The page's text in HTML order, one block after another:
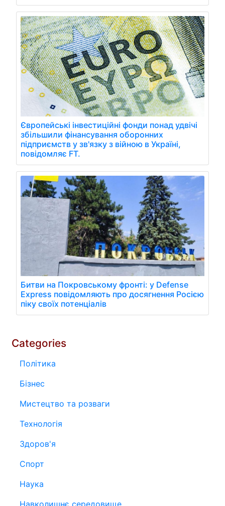
Європейські інвестиційні фонди понад удвічі
збільшили фінансування оборонних
підприємств у зв'язку з війною в Україні,
повідомляє FT.
Битви на Покровському фронті: у Defense
Express повідомляють про досягнення Росією
піку своїх потенціалів
Categories
Політика
Бізнес
Мистецтво та розваги
Технологія
Здоров'я
Спорт
Наука
Навколишнє середовище